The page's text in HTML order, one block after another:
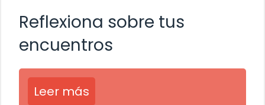
Reflexiona sobre tus
encuentros
Leer más